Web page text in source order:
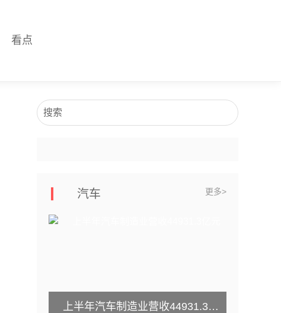
看点
搜索
汽车 更多>
上半年汽车制造业营收44931.3亿元